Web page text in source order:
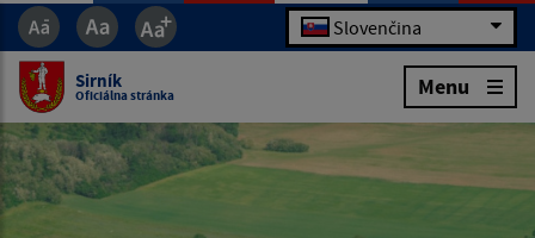
Slovenčina
Sirník
Oficiálna stránka Menu